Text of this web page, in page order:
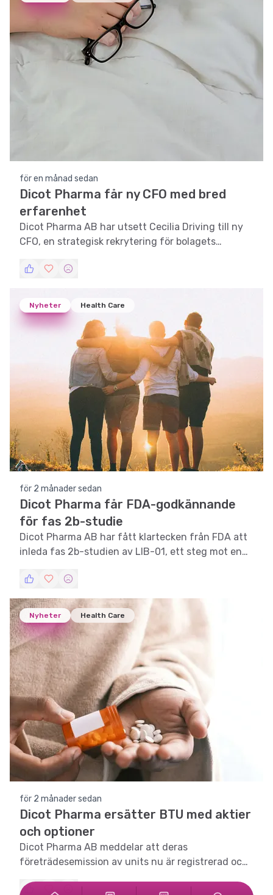
för en månad sedan
Dicot Pharma får ny CFO med bred
erfarenhet
Dicot Pharma AB har utsett Cecilia Driving till ny
CFO, en strategisk rekrytering för bolagets
Nyheter Health Care
för 2 månader sedan
Dicot Pharma får FDA-godkännande
för fas 2b-studie
Dicot Pharma AB har fått klartecken från FDA att
inleda fas 2b-studien av LIB-01, ett steg mot en
Nyheter Health Care
för 2 månader sedan
Dicot Pharma ersätter BTU med aktier
och optioner
Dicot Pharma AB meddelar att deras
företrädesemission av units nu är registrerad och
teckningsoptioner av serie TO 7.